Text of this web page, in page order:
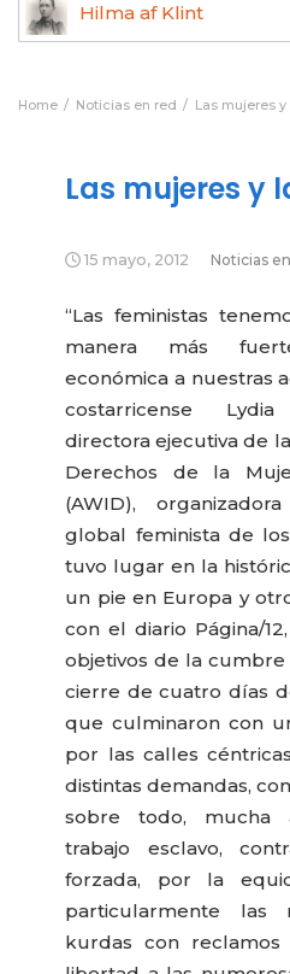
Hilma af Klint
Home Noticias en red Las mujeres
Las mujeres y
15 mayo, 2012 Noticias
“Las feministas
manera más
económica a nuestras
costarricense
directora ejecutiva de
Derechos de la
(AWID),
global feminista de
tuvo lugar en la
un pie en Europa y
con el diario Página/
objetivos de la cumbre
cierre de cuatro días
que culminaron con
por las calles
distintas demandas,
sobre todo, mucha
trabajo esclavo,
forzada, por la
particularmente las
kurdas con